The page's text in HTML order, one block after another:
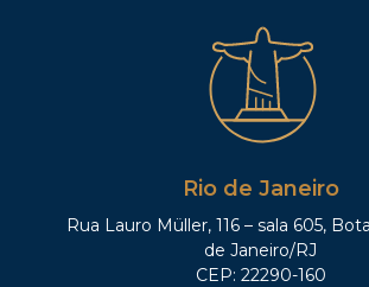
Rio de Janeiro
Rua Lauro Müller, 116 – sala 605,
de Janeiro/RJ
CEP: 22290-160